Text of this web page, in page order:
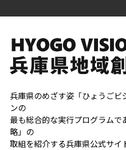
兵庫県のめざす姿「ひょうごビ
ンの
最も総合的な実行プログラム
略」の
取組を紹介する兵庫県公式サイ